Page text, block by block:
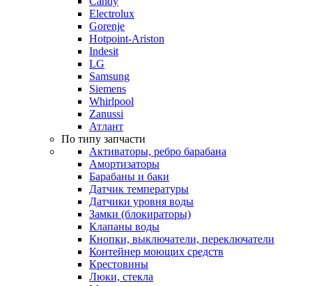
Electrolux
Gorenje
Hotpoint-Ariston
Indesit
LG
Samsung
Siemens
Whirlpool
Zanussi
Атлант
По типу запчасти
Активаторы, ребро барабана
Амортизаторы
Барабаны и баки
Датчик температуры
Датчики уровня воды
Замки (блокираторы)
Клапаны воды
Кнопки, выключатели, переключатели
Контейнер моющих средств
Крестовины
Люки, стекла